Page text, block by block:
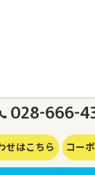
028-666-
せはこちら コー